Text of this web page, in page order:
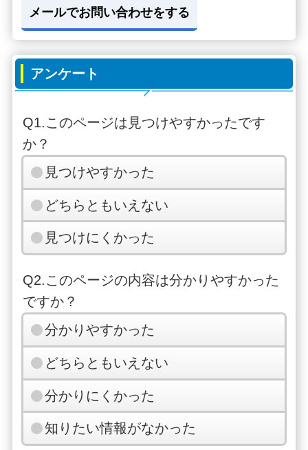
メールでお問い合わせをする
アンケート
Q1.このページは見つけやすかったです
か？
見つけやすかった
どちらともいえない
見つけにくかった
Q2.このページの内容は分かりやすかった
ですか？
分かりやすかった
どちらともいえない
分かりにくかった
知りたい情報がなかった